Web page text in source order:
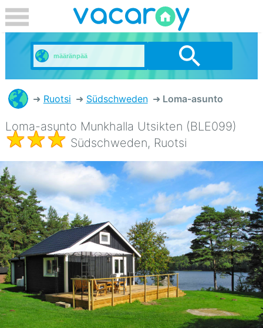
Ruotsi Südschweden Loma-asunto
Loma-asunto Munkhalla Utsikten (BLE099)
Südschweden, Ruotsi